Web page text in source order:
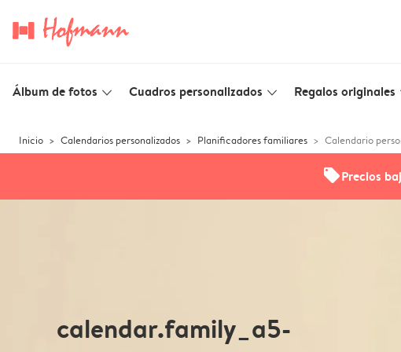
Álbum de fotos slim_arrow_down Cuadros personalizados slim_arrow_down Regalos originales
Inicio Calendarios personalizados Planificadores familiares Calendario
offersPrecios
calendar.family_a5-